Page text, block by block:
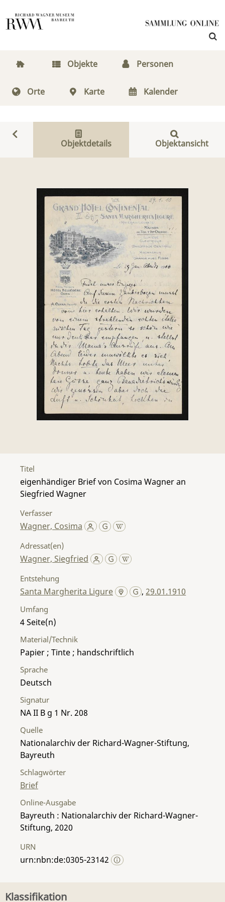
Objekte Personen
Orte Karte Kalender
Objektdetails Objektansicht
Titel
eigenhändiger Brief von Cosima Wagner an
Siegfried Wagner
Verfasser
Wagner, Cosima
Adressat(en)
Wagner, Siegfried
Entstehung
Santa Margherita Ligure ,29.01.1910
Umfang
4
Material/Technik
Papier ; Tinte ; handschriftlich
Sprache
Deutsch
Signatur
NA II B g 1 Nr. 208
Quelle
Nationalarchiv der Richard-Wagner-Stiftung,
Bayreuth
Schlagwörter
Brief
Online-Ausgabe
Bayreuth : Nationalarchiv der Richard-Wagner-
Stiftung, 2020
URN
urn:nbn:de:0305-23142
Klassifikation